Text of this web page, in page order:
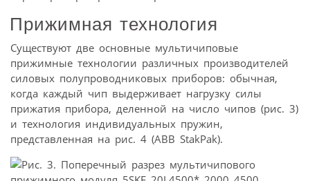
Прижимная технология
Существуют две основные мультичиповые
прижимные технологии различных производителей
силовых полупроводниковых приборов: обычная,
когда каждый чип выдерживает нагрузку силы
прижатия прибора, деленной на число чипов (рис. 3)
и технология индивидуальных пружин,
представленная на рис. 4 (АВВ StakPak).